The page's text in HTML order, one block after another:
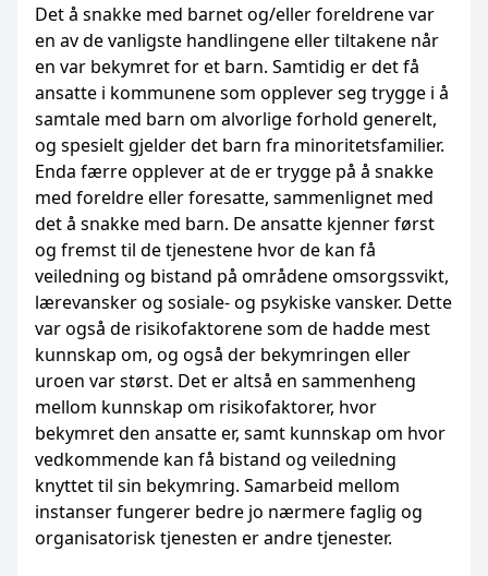
Det å snakke med barnet og/eller foreldrene var
en av de vanligste handlingene eller tiltakene når
en var bekymret for et barn. Samtidig er det få
ansatte i kommunene som opplever seg trygge i å
samtale med barn om alvorlige forhold generelt,
og spesielt gjelder det barn fra minoritetsfamilier.
Enda færre opplever at de er trygge på å snakke
med foreldre eller foresatte, sammenlignet med
det å snakke med barn. De ansatte kjenner først
og fremst til de tjenestene hvor de kan få
veiledning og bistand på områdene omsorgssvikt,
lærevansker og sosiale- og psykiske vansker. Dette
var også de risikofaktorene som de hadde mest
kunnskap om, og også der bekymringen eller
uroen var størst. Det er altså en sammenheng
mellom kunnskap om risikofaktorer, hvor
bekymret den ansatte er, samt kunnskap om hvor
vedkommende kan få bistand og veiledning
knyttet til sin bekymring. Samarbeid mellom
instanser fungerer bedre jo nærmere faglig og
organisatorisk tjenesten er andre tjenester.